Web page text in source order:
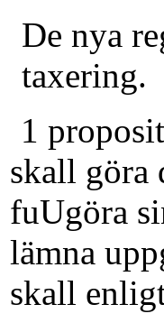
De nya
taxering.
1
skall göra
fuUgöra
lämna
skall